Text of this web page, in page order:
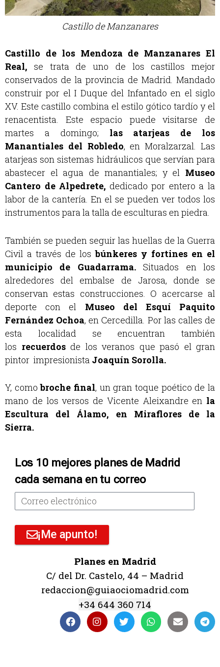
Castillo de Manzanares
Castillo de los Mendoza de Manzanares El
Real, se trata de uno de los castillos mejor
conservados de la provincia de Madrid. Mandado
construir por el I Duque del Infantado en el siglo
XV. Este castillo combina el estilo gótico tardío y el
renacentista. Este espacio puede visitarse de
martes a domingo; las atarjeas de los
Manantiales del Robledo, en Moralzarzal. Las
atarjeas son sistemas hidráulicos que servían para
abastecer el agua de manantiales; y el Museo
Cantero de Alpedrete, dedicado por entero a la
labor de la cantería. En el se pueden ver todos los
instrumentos para la talla de esculturas en piedra.
También se pueden seguir las huellas de la Guerra
Civil a través de los búnkeres y fortines en el
municipio de Guadarrama.Situados en los
alrededores del embalse de Jarosa, donde se
conservan estas construcciones. O acercarse al
deporte con el Museo del Esquí Paquito
Fernández Ochoa, en Cercedilla. Por las calles de
esta localidad se encuentran también
los recuerdosde los veranos que pasó el gran
pintor impresionista Joaquín Sorolla.
Y, como broche final, un gran toque poético de la
mano de los versos de Vicente Aleixandre en la
Escultura del Álamo, en Miraflores de la
Sierra.
Los 10 mejores planes de Madrid
cada semana en tu correo
¡Me apunto!
Planes en Madrid
C/ del Dr. Castelo, 44 – Madrid
redaccion@guiaociomadrid.com
+34 644 360 714